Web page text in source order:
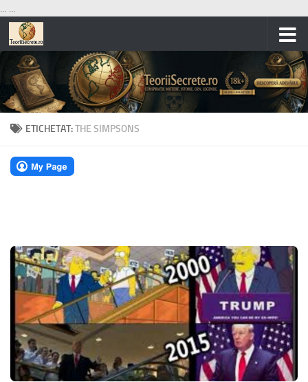
... ...
Skip to content
ETICHETAT:THE SIMPSONS